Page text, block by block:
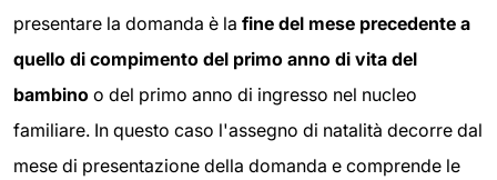
presentare la domanda è la fine del mese precedente a
quello di compimento del primo anno di vita del
bambino o del primo anno di ingresso nel nucleo
familiare. In questo caso l'assegno di natalità decorre dal
mese di presentazione della domanda e comprende le